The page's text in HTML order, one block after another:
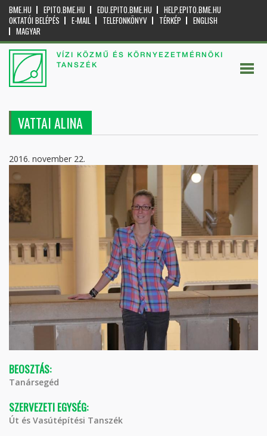
BME.HU EPITO.BME.HU EDU.EPITO.BME.HU
HELP.EPITO.BME.HU
OKTATÓI BELÉPÉS
E-MAIL TELEFONKÖNYV TÉRKÉP
ENGLISH
MAGYAR
VÍZI KÖZMŰ ÉS KÖRNYEZETMÉRNÖKI
TANSZÉK
VATTAI ALINA
2016. november 22.
BEOSZTÁS:
Tanársegéd
SZERVEZETI EGYSÉG:
Út és Vasútépítési Tanszék